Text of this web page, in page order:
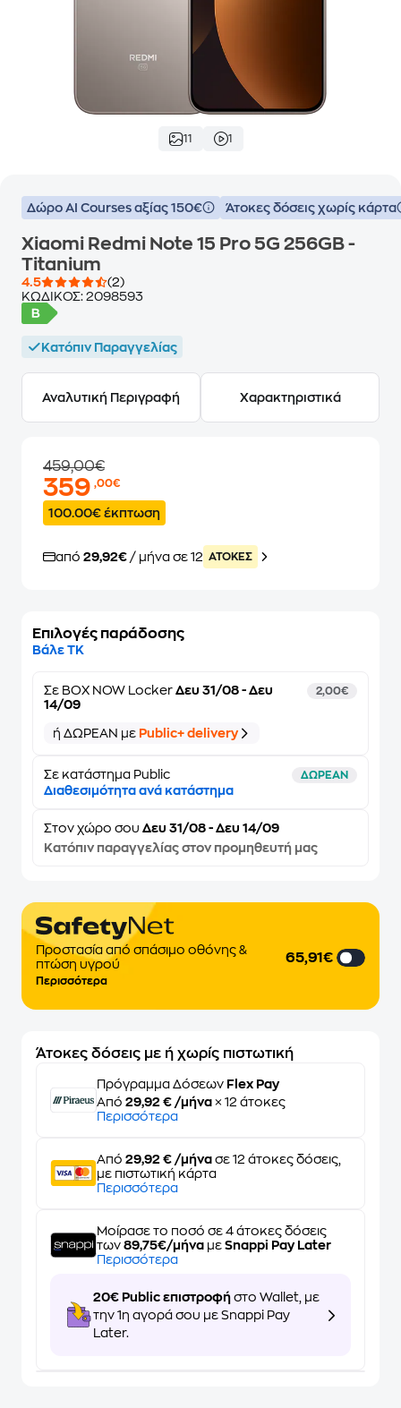
11 1
Δώρο ΑΙ Courses αξίας 150€ Άτοκες δόσεις χωρίς κάρτα
Xiaomi Redmi Note 15 Pro 5G 256GB -
Titanium
4.5
(2)
ΚΩΔΙΚΟΣ: 2098593
Κατόπιν Παραγγελίας
Αναλυτική Περιγραφή Χαρακτηριστικά
459,00€
359,00€
100.00€ έκπτωση
από 29,92€ / μήνα σε 12 ATOKEΣ
Επιλογές παράδοσης
Βάλε ΤΚ
Σε BOX NOW Locker Δευ 31/08 - Δευ
14/09
2,00€
ή ΔΩΡΕΑΝ με Public+ delivery
Σε κατάστημα Public ΔΩΡΕΑΝ
Διαθεσιμότητα ανά κατάστημα
Στον χώρο σου Δευ 31/08 - Δευ 14/09
Κατόπιν παραγγελίας στον προμηθευτή μας
Προστασία από σπάσιμο οθόνης &
πτώση υγρού
Περισσότερα
65,91€
Άτοκες δόσεις με ή χωρίς πιστωτική
Πρόγραμμα Δόσεων Flex Pay
Από 29,92 € /μήνα × 12 άτοκες
Περισσότερα
Από 29,92 € /μήνα σε 12 άτοκες δόσεις,
με πιστωτική κάρτα
Περισσότερα
Μοίρασε το ποσό σε 4 άτοκες δόσεις
των 89,75€/μήνα με Snappi Pay Later
Περισσότερα
20€ Public επιστροφή στο Wallet, με
την 1η αγορά σου με Snappi Pay
Later.